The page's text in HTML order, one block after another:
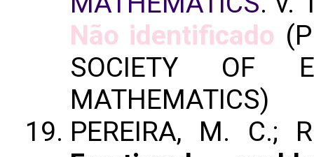
Não identificado
SOCIETY OF
MATHEMATICS)
PEREIRA, M. C.;